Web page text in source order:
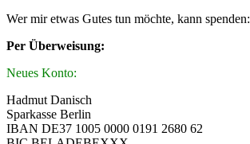
Wer mir etwas Gutes tun möchte, kann spenden:
Per Überweisung:
Neues Konto:
Hadmut Danisch
Sparkasse Berlin
IBAN DE37 1005 0000 0191 2680 62